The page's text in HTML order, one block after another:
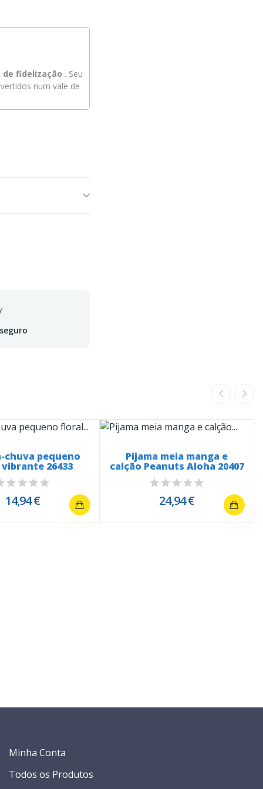
fidelização . Seu
num vale de
chuva pequeno
26433
14,94 €
Pijama meia manga e
calção Peanuts Aloha 20407
24,94 €
Minha Conta
Todos os Produtos